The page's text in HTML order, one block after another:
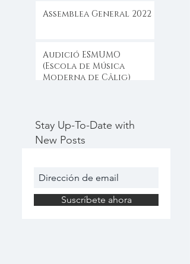
Assemblea General 2022
Audició ESMUMO
(Escola de Música
Moderna de Câlig)
Stay Up-To-Date with
New Posts
Suscríbete ahora